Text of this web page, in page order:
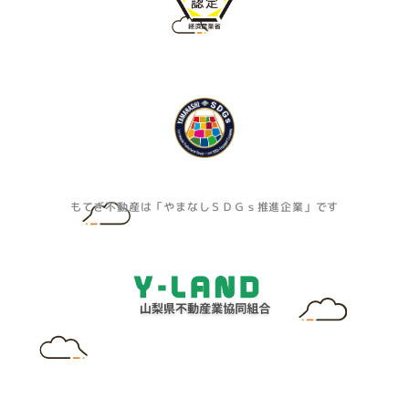
もてぎ不動産は「やまなしＳＤＧｓ推進企業」です